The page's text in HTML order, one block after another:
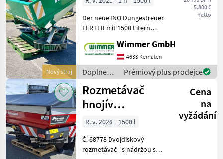
Nový stroj
5.800 €
netto
Der neue INO Düngestreuer
FERTI II mit 1500 Litern
eine präzise und effiziente
Lösung für die Düngung auf
großen Flächen.
Ausbringmenge sorgt
Wimmer GmbH
4633 Kematen
Doplnenie
živin a
polievanie
/ Ino
Prémiový plus prodejce
Rozmetávač
hnojív
Kverneland
Geospread 1500
G3 TL
Cena
na
vyžádání
R. v. 2026
1500 l
Č. 68778 Dvojdiskový
rozmetávač - s nádržou s